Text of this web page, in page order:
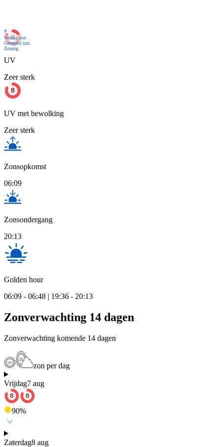
Nu
Weinig zon
Geregeld zon
Zonnig
UV
Zeer sterk
UV met bewolking
Zeer sterk
Zonsopkomst
06:09
Zonsondergang
20:13
Golden hour
06:09 - 06:48 | 19:36 - 20:13
Zonverwachting 14 dagen
Zonverwachting komende 14 dagen
zon per dag
Vrijdag7 aug
90%
Zaterdag8 aug